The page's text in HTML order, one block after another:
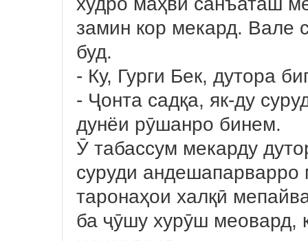
замин кор мекард. Вале
буд.
- Ку, Гурги Бек, дутора
- Ҷонта садқа, як-ду
дунёи рӯшанро бинем.
Ӯ табассум мекарду
суруди андешапарварро
таронаҳои халқӣ
ба ҷӯшу хурӯш меовард,